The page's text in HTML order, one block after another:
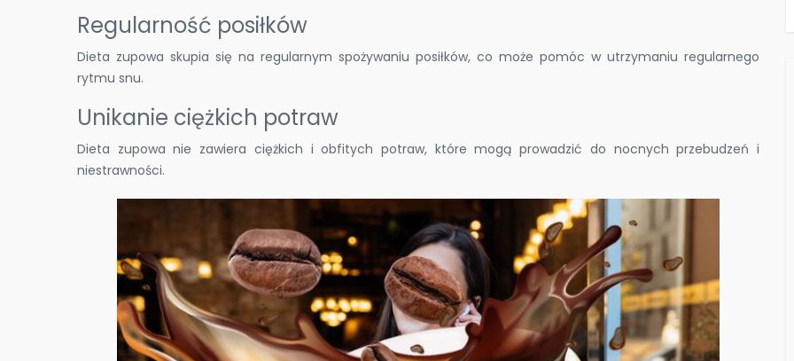
Regularność posiłków
Dieta zupowa skupia się na regularnym spożywaniu posiłków, co może pomóc w utrzymaniu regularnego
rytmu snu.
Unikanie ciężkich potraw
Dieta zupowa nie zawiera ciężkich i obfitych potraw, które mogą prowadzić do nocnych przebudzeń i
niestrawności.